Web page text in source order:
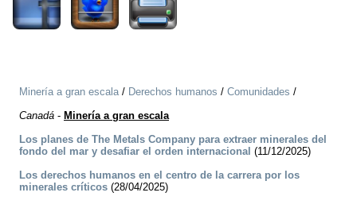
Minería a gran escala/ Derechos humanos / Comunidades /
Canadá - Minería a gran escala
Los planes de The Metals Company para extraer minerales del
fondo del mar y desafiar el orden internacional (11/12/2025)
Los derechos humanos en el centro de la carrera por los
minerales críticos (28/04/2025)